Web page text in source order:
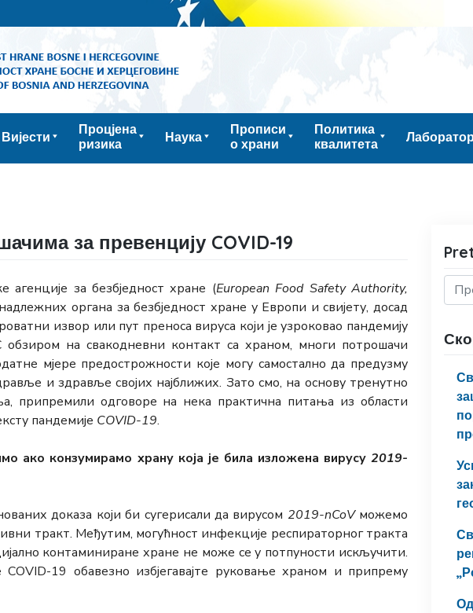
Вијести
Процјена
ризика
Наука
Прописи
о храни
Политика
квалитета
за превенцију COVID-19
за безбједност хране (European Food Safety Authority,
органа за безбједност хране у Европи и свијету, досад
извор или пут преноса вируса који је узроковао пандемију
обзиром на свакодневни контакт са храном, многи потрошачи
мјере предострожности које могу самостално да предузму
и здравље својих најближих. Зато смо, на основу тренутно
припремили одговоре на нека практична питања из области
пандемије COVID-19.
ако конзумирамо храну која је била изложена вирусу 2019-
доказа који би сугерисали да вирусом 2019-nCoVможемо
тракт. Међутим, могућност инфекције респираторног тракта
контаминиране хране не може се у потпуности искључити.
19 обавезно избјегавајте руковање храном и припрему